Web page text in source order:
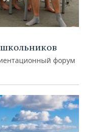
форум